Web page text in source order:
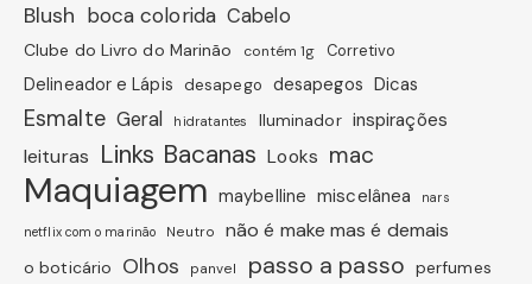
Blush boca colorida Cabelo
Clube do Livro do Marinão contém 1g Corretivo
Delineador e Lápis desapego desapegos Dicas
Esmalte Geral hidratantes Iluminador inspirações
leituras Links Bacanas Looks mac
Maquiagem maybelline miscelânea nars
netflix com o marinão Neutro não é make mas é demais
o boticário Olhos panvel passo a passo perfumes